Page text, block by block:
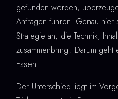
gefunden werden,
Anfragen führen. Genau hier
Strategie an, die Technik,
zusammenbringt. Darum geht
Essen.
Der Unterschied liegt im